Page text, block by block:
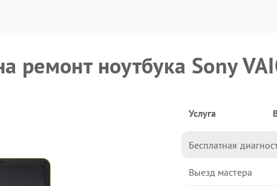
ремонт ноутбука Sony
Услуга
Бесплатная
Выезд мастера